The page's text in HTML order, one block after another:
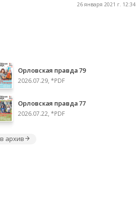
26 января 2021 г. 12:34
Орловская правда 79
2026.07.29, *PDF
Орловская правда 77
2026.07.22, *PDF
в архив